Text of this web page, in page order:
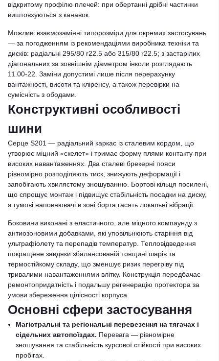
відкритому профілю плечей: при обертанні дрібні частинки
виштовхуються з канавок.
Можливі взаємозамінні типорозміри для окремих застосувань
— за погодженням із рекомендаціями виробника техніки та
дисків: радіальні 295/80 r22.5 або 315/80 r22.5; з застарілих
діагональних за зовнішнім діаметром інколи розглядають
11.00-22. Заміни допустимі лише після перерахунку
вантажності, висоти та кліренсу, а також перевірки на
сумісність з ободами.
Конструктивні особливості
шини
Серце S201 — радіальний каркас із сталевим кордом, що
утворює міцний «скелет» і тримає форму плями контакту при
високих навантаженнях. Два сталеві брекерні пояси
рівномірно розподіляють тиск, знижують деформації і
запобігають хвилястому зношуванню. Бортові кільця посилені,
що спрощує монтаж і підвищує стабільність посадки на диску,
а гумові наповнювачі в зоні борта гасять локальні вібрації.
Боковини виконані з еластичного, але міцного компаунду з
антиозоновими добавками, які уповільнюють старіння від
ультрафіолету та перепадів температур. Тепловідведення
покращене завдяки збалансованій товщині шарів та
термостійкому складу, що зменшує ризик перегріву під
тривалими навантаженнями влітку. Конструкція передбачає
ремонтопридатність і подальшу регенерацію протектора за
умови збереження цілісності корпуса.
Основні сфери застосування
Магістральні та регіональні перевезення на тягачах і
сідельних автопоїздах. Перевага — рівномірне
зношування та стабільність курсової стійкості при високих
пробігах.